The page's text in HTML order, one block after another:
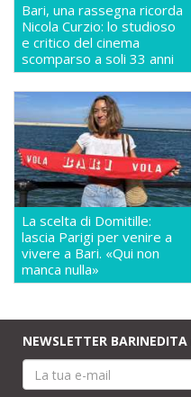
Bari, una rassegna ricorda
Nicola Curzio: lo studioso
e critico del cinema
scomparso a soli 33 anni
La scelta di Domitille:
lascia Parigi per venire a
vivere a Bari. «Qui non
manca nulla»
NEWSLETTER BARINEDITA